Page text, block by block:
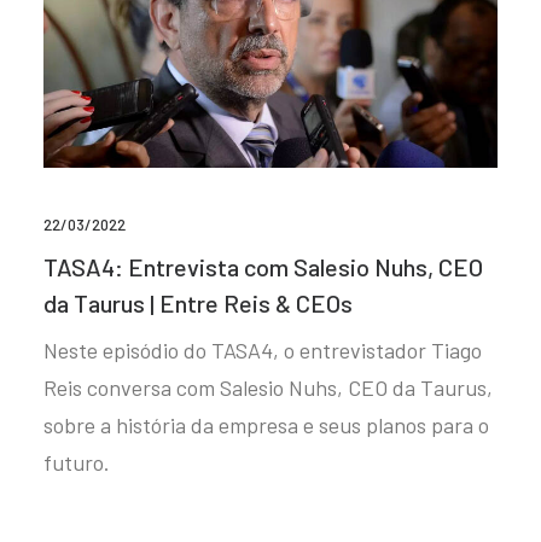
22/03/2022
TASA4: Entrevista com Salesio Nuhs, CEO
da Taurus | Entre Reis & CEOs
Neste episódio do TASA4, o entrevistador Tiago
Reis conversa com Salesio Nuhs, CEO da Taurus,
sobre a história da empresa e seus planos para o
futuro.